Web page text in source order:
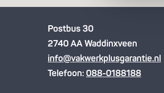
Postbus 30
2740 AA Waddinxveen
info@vakwerkplusgarantie.nl
Telefoon: 088-0188188